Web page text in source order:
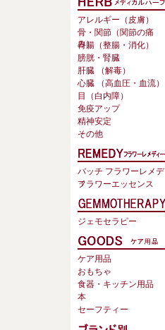
アレルギー（皮膚）
骨・関節（関節の痛
み）
胃腸（整腸・消化）
膀胱・腎臓
肝臓 （解毒）
心臓 （高血圧・血流）
目（白内障）
免疫アップ
精神安定
その他
バッチ フラワーレメデ
ィ
フラワーエッセンス
ジェモセラピー
ケア用品
おもちゃ
食器・キッチン用品
本
セーフティー